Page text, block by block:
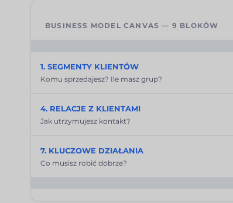
BUSINESS MODEL CANVAS — 9 BLOKÓW
1. SEGMENTY KLIENTÓW
Komu sprzedajesz? Ile masz grup?
4. RELACJE Z KLIENTAMI
Jak utrzymujesz kontakt?
7. KLUCZOWE DZIAŁANIA
Co musisz robić dobrze?